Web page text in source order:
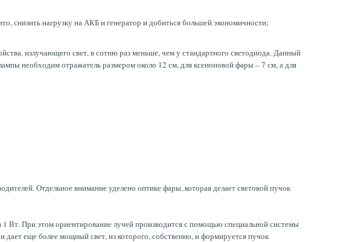
снизить нагрузку на АКБ и генератор и добиться большей экономичности;
излучающего свет, в сотню раз меньше, чем у стандартного светодиода. Данный
необходим отражатель размером около 12 см, для ксеноновой фары – 7 см, а для
Отдельное внимание уделено оптике фары, которая делает световой пучок
Вт. При этом ориентирование лучей производится с помощью специальной системы
еще более мощный свет, из которого, собственно, и формируется пучок